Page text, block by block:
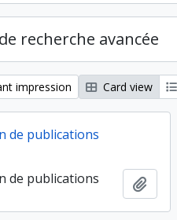
recherche avancée
impression Card view
de publications
de publications